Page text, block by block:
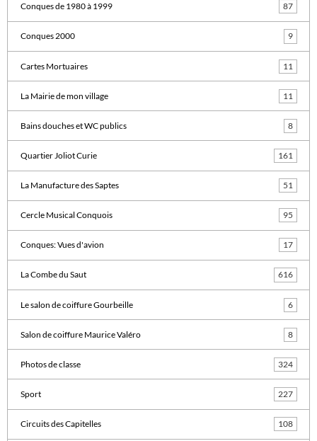
Conques de 1980 à 1999 87
Conques 2000 9
Cartes Mortuaires 11
La Mairie de mon village 11
Bains douches et WC publics 8
Quartier Joliot Curie 161
La Manufacture des Saptes 51
Cercle Musical Conquois 95
Conques: Vues d'avion 17
La Combe du Saut 616
Le salon de coiffure Gourbeille 6
Salon de coiffure Maurice Valéro 8
Photos de classe 324
Sport 227
Circuits des Capitelles 108